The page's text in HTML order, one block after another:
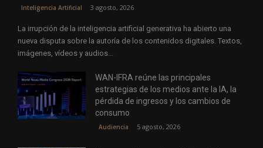
Inteligencia Artificial 3 agosto, 2026
La irrupción de la inteligencia artificial generativa ha abierto una
nueva disputa sobre la autoría de los contenidos digitales. Textos,
imágenes, vídeos y audios...
WAN-IFRA reúne las principales
estrategias de los medios ante la IA, la
pérdida de ingresos y los cambios de
consumo
Audiencia 5 agosto, 2026